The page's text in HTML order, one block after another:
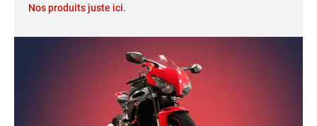
Nos produits juste ici.